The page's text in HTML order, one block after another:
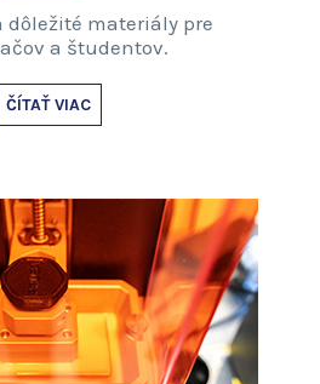
dôležité materiály pre
a študentov.
ČÍTAŤ VIAC